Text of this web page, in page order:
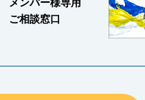
メンバー様専用
ご相談窓口